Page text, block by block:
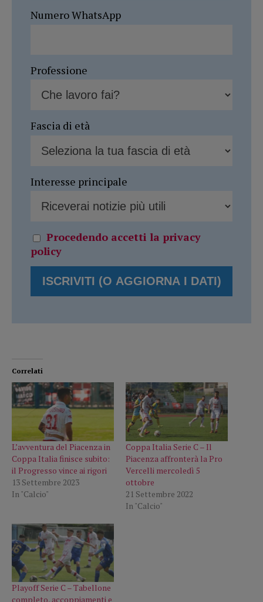
Numero WhatsApp
Professione
Fascia di età
Interesse principale
Procedendo accetti la privacy
policy
Correlati
L’avventura del Piacenza in
Coppa Italia finisce subito:
il Progresso vince ai rigori
13 Settembre 2023
In "Calcio"
Coppa Italia Serie C – Il
Piacenza affronterà la Pro
Vercelli mercoledì 5
ottobre
21 Settembre 2022
In "Calcio"
Playoff Serie C – Tabellone
completo, accoppiamenti e